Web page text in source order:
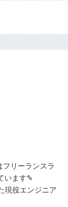
リーランスラ
います✎
現役エンジニア